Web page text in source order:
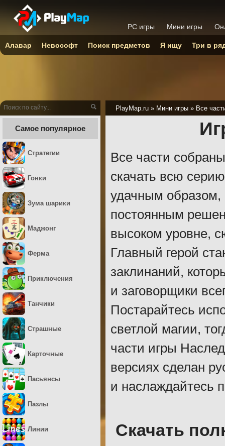
PlayMap.ru » Мини игры » Все
Все части
скачать всю
удачным образом,
постоянным
высоком уровне,
Главный герой
заклинаний,
и заговорщики
Постарайтесь
светлой магии,
части игры
версиях сделан
и наслаждайтесь
Скачать
Самое популярное
Стратегии
Гонки
Зума шарики
Маджонг
Ферма
Приключения
Танчики
Страшные
Карточные
Пасьянсы
Пазлы
Линии
PC игры Мини игры
Алавар Невософт Поиск предметов Я ищу Три в